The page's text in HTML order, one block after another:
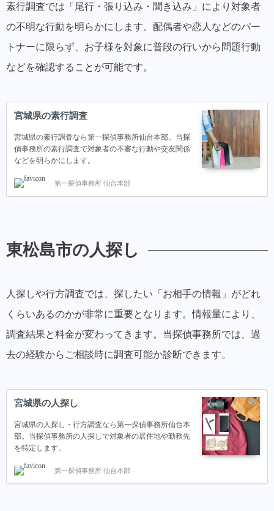
素行調査では「尾行・張り込み・聞き込み」により対象者
の不明な行動を明らかにします。配偶者や恋人などのパー
トナーに限らず、お子様を対象に普段の行いから問題行動
などを確認することが可能です。
宮城県の素行調査
宮城県の素行調査なら第一探偵事務所仙台本部。当探
偵事務所の素行調査で対象者の不審な行動や交友関係
などを明らかにします。
第一探偵事務所 仙台本部
東松島市の人探し
人探しや行方調査では、探したい「お相手の情報」がどれ
くらいあるのかが非常に重要となります。情報量により、
調査結果と料金が変わってきます。当探偵事務所では、過
去の経験からご相談時に調査可能か診断できます。
宮城県の人探し
宮城県の人探し・行方調査なら第一探偵事務所仙台本
部。当探偵事務所の人探しで対象者の居住地や勤務先
を特定します。
第一探偵事務所 仙台本部